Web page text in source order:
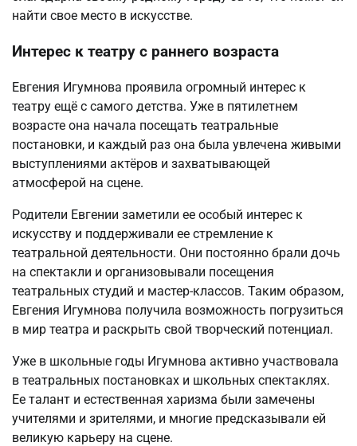
найти свое место в искусстве.
Интерес к театру с раннего возраста
Евгения Игумнова проявила огромный интерес к
театру ещё с самого детства. Уже в пятилетнем
возрасте она начала посещать театральные
постановки, и каждый раз она была увлечена живыми
выступлениями актёров и захватывающей
атмосферой на сцене.
Родители Евгении заметили ее особый интерес к
искусству и поддерживали ее стремление к
театральной деятельности. Они постоянно брали дочь
на спектакли и организовывали посещения
театральных студий и мастер-классов. Таким образом,
Евгения Игумнова получила возможность погрузиться
в мир театра и раскрыть свой творческий потенциал.
Уже в школьные годы Игумнова активно участвовала
в театральных постановках и школьных спектаклях.
Ее талант и естественная харизма были замечены
учителями и зрителями, и многие предсказывали ей
великую карьеру на сцене.